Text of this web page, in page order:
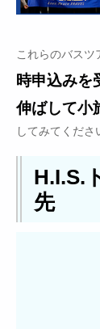
これらのバスツ
時申込みを
伸ばして小
してみてくださ
H.I.S.
先